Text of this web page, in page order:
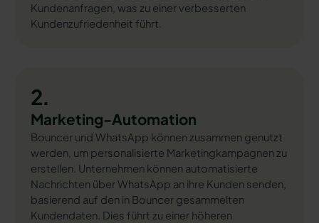
Kundenanfragen, was zu einer verbesserten
Kundenzufriedenheit führt.
2.
Marketing-Automation
Bouncer und WhatsApp können zusammen genutzt
werden, um personalisierte Marketingkampagnen zu
erstellen. Unternehmen können automatisierte
Nachrichten über WhatsApp an ihre Kunden senden,
basierend auf den in Bouncer gesammelten
Kundendaten. Dies führt zu einer höheren